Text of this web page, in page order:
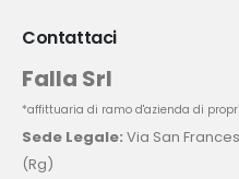
Contattaci
Falla Srl
*affittuaria di ramo d'azienda di
Sede Legale: Via San
(Rg)